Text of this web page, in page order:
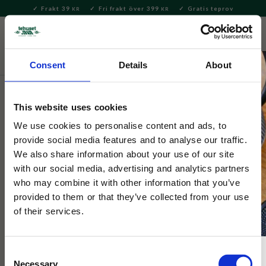
Consent Details About
This website uses cookies
We use cookies to personalise content and ads, to
provide social media features and to analyse our traffic.
We also share information about your use of our site
with our social media, advertising and analytics partners
who may combine it with other information that you’ve
provided to them or that they’ve collected from your use
of their services.
Necessary
Meny
Frakt 39 KR Fri frakt över 399 KR Gratis teprov
Tekultur Sydeuropeisk tekultur
Opinel Smörkniv Nr 117 Natur
Klassisk smörkniv från franska Opinel med handtag i bok.
Perfekt för att för att bre smör, sylt, choklad eller tapena